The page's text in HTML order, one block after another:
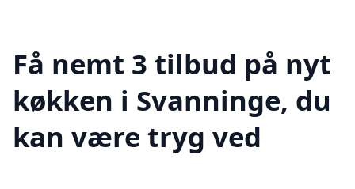
Få nemt 3 tilbud på nyt
køkken i Svanninge, du
kan være tryg ved